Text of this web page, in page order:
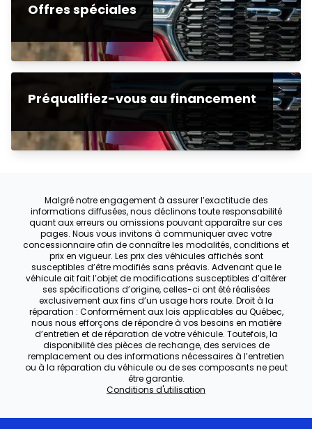
Offres spéciales
Préqualifiez-vous au financement
Malgré notre engagement à assurer l’exactitude des
informations diffusées, nous déclinons toute responsabilité
quant aux erreurs ou omissions pouvant apparaître sur ces
pages. Nous vous invitons à communiquer avec votre
concessionnaire afin de connaître les modalités, conditions et
prix en vigueur. Les prix des véhicules affichés sont
susceptibles d’être modifiés sans préavis. Advenant que le
véhicule ait fait l’objet de modifications susceptibles d’altérer
ses spécifications d’origine, celles-ci ont été réalisées
exclusivement aux fins d’un usage hors route. Droit à la
réparation : Conformément aux lois applicables au Québec,
nous nous efforçons de répondre à vos besoins en matière
d’entretien et de réparation de votre véhicule. Toutefois, la
disponibilité des pièces de rechange, des services de
remplacement ou des informations nécessaires à l’entretien
ou à la réparation du véhicule ou de ses composants ne peut
être garantie.
Conditions d'utilisation